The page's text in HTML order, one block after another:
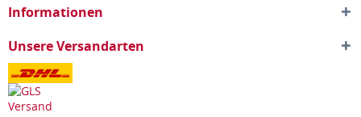
Informationen
Unsere Versandarten